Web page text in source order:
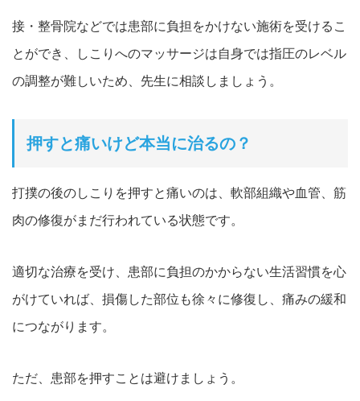
接・整骨院などでは患部に負担をかけない施術を受けるこ
とができ、しこりへのマッサージは自身では指圧のレベル
の調整が難しいため、先生に相談しましょう。
押すと痛いけど本当に治るの？
打撲の後のしこりを押すと痛いのは、軟部組織や血管、筋
肉の修復がまだ行われている状態です。
適切な治療を受け、患部に負担のかからない生活習慣を心
がけていれば、損傷した部位も徐々に修復し、痛みの緩和
につながります。
ただ、患部を押すことは避けましょう。